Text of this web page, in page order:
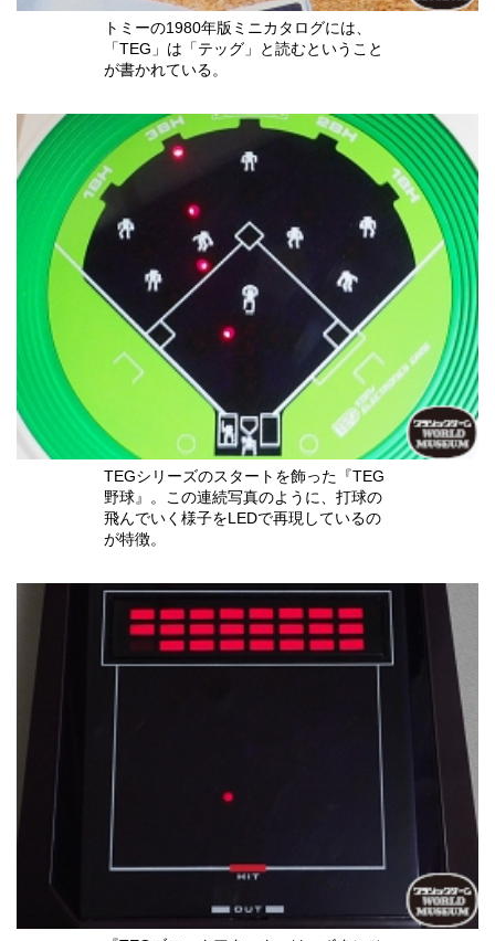
トミーの1980年版ミニカタログには、
「TEG」は「テッグ」と読むということ
が書かれている。
TEGシリーズのスタートを飾った『TEG
野球』。この連続写真のように、打球の
飛んでいく様子をLEDで再現しているの
が特徴。